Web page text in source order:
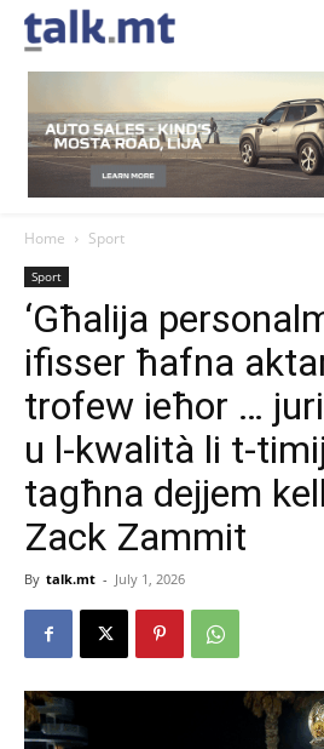
Home Sport
Sport
‘Għalija
ifisser ħafna
trofew ieħor …
u l-kwalità li t-
tagħna dejjem
Zack Zammit
By talk.mt - July 1, 2026